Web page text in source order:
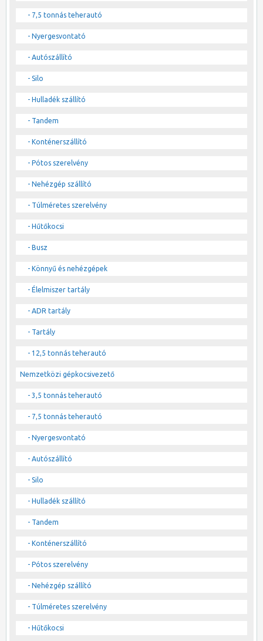
- 7,5 tonnás teherautó
- Nyergesvontató
- Autószállító
- Silo
- Hulladék szállító
- Tandem
- Konténerszállító
- Pótos szerelvény
- Nehézgép szállító
- Túlméretes szerelvény
- Hűtőkocsi
- Busz
- Könnyű és nehézgépek
- Élelmiszer tartály
- ADR tartály
- Tartály
- 12,5 tonnás teherautó
Nemzetközi gépkocsivezető
- 3,5 tonnás teherautó
- 7,5 tonnás teherautó
- Nyergesvontató
- Autószállító
- Silo
- Hulladék szállító
- Tandem
- Konténerszállító
- Pótos szerelvény
- Nehézgép szállító
- Túlméretes szerelvény
- Hűtőkocsi